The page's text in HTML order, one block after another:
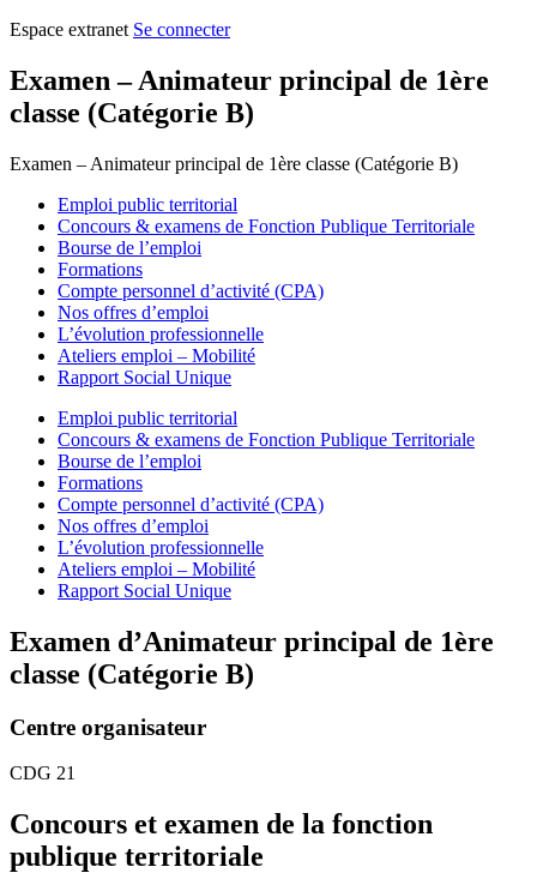
Espace extranet Se connecter
Examen – Animateur principal de 1ère
classe (Catégorie B)
Examen – Animateur principal de 1ère classe (Catégorie B)
Emploi public territorial
Concours & examens de Fonction Publique Territoriale
Bourse de l’emploi
Formations
Compte personnel d’activité (CPA)
Nos offres d’emploi
L’évolution professionnelle
Ateliers emploi – Mobilité
Rapport Social Unique
Emploi public territorial
Concours & examens de Fonction Publique Territoriale
Bourse de l’emploi
Formations
Compte personnel d’activité (CPA)
Nos offres d’emploi
L’évolution professionnelle
Ateliers emploi – Mobilité
Rapport Social Unique
Examen d’Animateur principal de 1ère
classe (Catégorie B)
Centre organisateur
CDG 21
Concours et examen de la fonction
publique territoriale